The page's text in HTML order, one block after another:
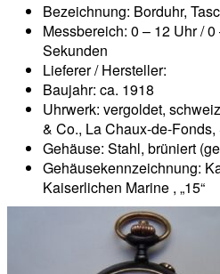
Bezeichnung: Borduhr,
Messbereich: 0 – 12 Uhr /
Sekunden
Lieferer / Hersteller:
Baujahr: ca. 1918
Uhrwerk: vergoldet,
& Co., La Chaux-de-
Gehäuse: Stahl, brüniert
Gehäusekennzeichnung:
Kaiserlichen Marine , „15“